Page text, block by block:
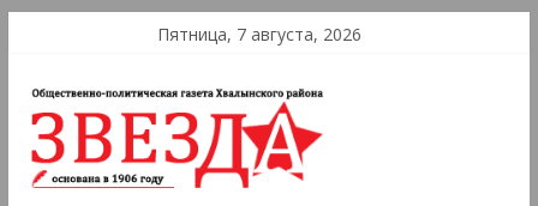
Пятница, 7 августа, 2026